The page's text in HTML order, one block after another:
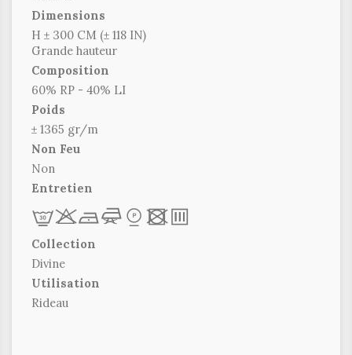
Dimensions
H ± 300 CM (± 118 IN)
Grande hauteur
Composition
60% RP - 40% LI
Poids
± 1365 gr/m
Non Feu
Non
Entretien
Lrbf * xp
Collection
Divine
Utilisation
Rideau